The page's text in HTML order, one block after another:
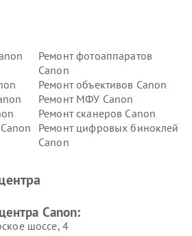
Ремонт фотоаппаратов
Canon
Ремонт объективов Canon
Ремонт МФУ Canon
Ремонт сканеров Canon
Ремонт цифровых биноклей
Canon
Canon:
шоссе, 4